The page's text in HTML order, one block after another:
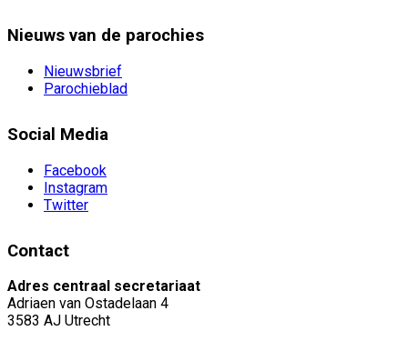
Nieuws van de parochies
Nieuwsbrief
Parochieblad
Social Media
Facebook
Instagram
Twitter
Contact
Adres centraal secretariaat
Adriaen van Ostadelaan 4
3583 AJ Utrecht